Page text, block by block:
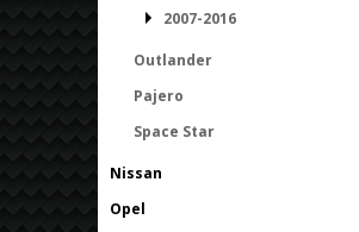
2007-2016
Outlander
Pajero
Space Star
Nissan
Opel